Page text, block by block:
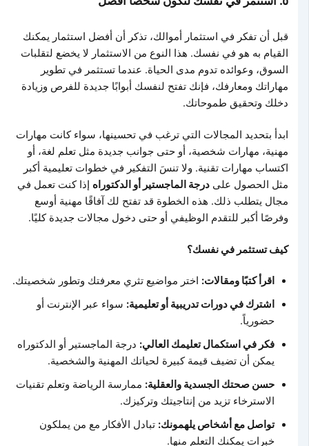
قبل أن تفكر في استثمار أموالك، تذكر أن أفضل استثمار يمكنك
القيام به هو في نفسك. هذا النوع من الاستثمار لا يخضع لتقلبات
السوق، وعوائده تدوم مدى الحياة. عندما تستثمر في تطوير
مهاراتك ومعارفك، فإنك تفتح لنفسك أبوابًا جديدة للفرص وزيادة
دخلك وتحقيق طموحاتك.
ابدأ بتحديد المجالات التي ترغب في تحسينها، سواء كانت مهارات
مهنية، مهارات شخصية، أو حتى جوانب جديدة مثل تعلم لغة، أو
اكتساب مهارات تقنية. ولا تنسَ التفكير في خطوات تعليمية أكبر
مثل الحصول علىدرجة الماجستير أو الدكتوراهإذا كنت تعمل في
مجال يتطلب ذلك. هذه الخطوة قد تفتح لك آفاقًا مهنية أوسع
وفرصًا أكبر للتقدم الوظيفي أو حتى دخول مجالات جديدة كليًا.
كيف تستثمر في نفسك؟
اقرأ كتبًا ومقالات:اختر مواضيع تثري معرفتك وتطور شخصيتك.
اشترك في دورات تدريبية أو تعليمية:سواء عبر الإنترنت أو
حضورياً.
فكر في استكمال تعليمك العالي:درجة الماجستير أو الدكتوراه
يمكن أن تضيف قيمة كبيرة لحياتك المهنية والشخصية.
حسن صحتك الجسدية والعقلية:ممارسة الرياضة وتعلم تقنيات
الاسترخاء تزيد من إنتاجيتك وتركيزك.
تواصل مع أشخاص يلهمونك:تبادل الأفكار مع من يملكون
خبرات يمكنك التعلم منها.